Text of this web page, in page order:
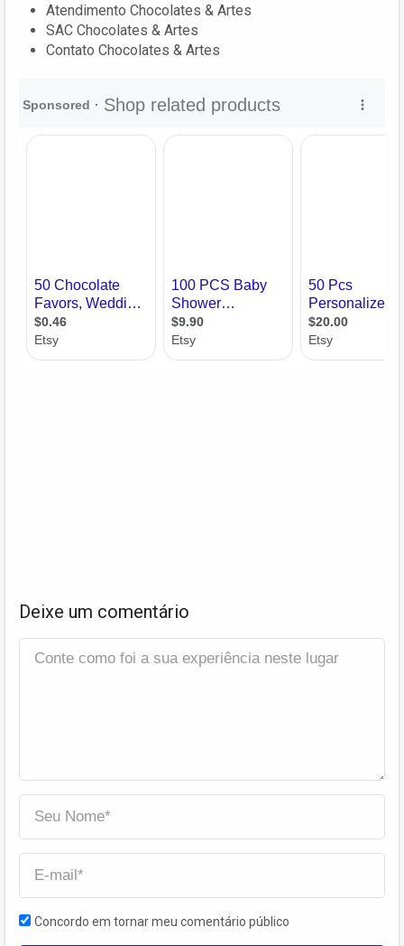
Atendimento Chocolates & Artes
SAC Chocolates & Artes
Contato Chocolates & Artes
Deixe um comentário
Concordo em tornar meu comentário público